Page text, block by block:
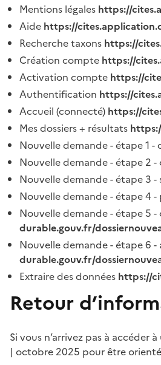
Mentions légales https://
Aide https://
Recherche taxons https://
Création compte https://
Activation compte https://
Authentification https://
Accueil (connecté) https://
Mes dossiers + résultats
Nouvelle demande - étape 1 -
Nouvelle demande - étape 2
Nouvelle demande - étape 3 -
Nouvelle demande - étape 4 -
Nouvelle demande - étape 5
durable.gouv.fr/
Nouvelle demande - étape 6
durable.gouv.fr/
Extraire des données https://
Retour
Si vous n’arrivez pas à
| octobre 2025 pour être